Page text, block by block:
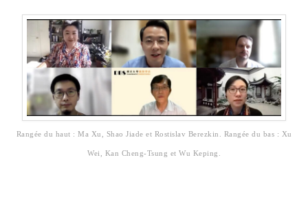
Rangée du haut : Ma Xu, Shao Jiade et Rostislav Berezkin. Rangée du bas : Xu
Wei, Kan Cheng-Tsung et Wu Keping.